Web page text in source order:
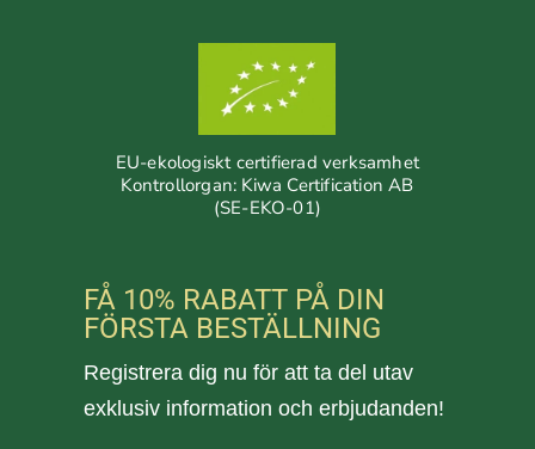
EU-ekologiskt certifierad verksamhet
Kontrollorgan: Kiwa Certification AB
(SE-EKO-01)
FÅ 10% RABATT PÅ DIN
FÖRSTA BESTÄLLNING
Registrera dig nu för att ta del utav
exklusiv information och erbjudanden!